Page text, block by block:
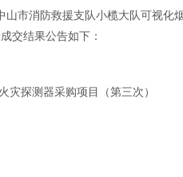
市消防救援支队小榄大队可视化
交结果公告如下：
探测器采购项目（第三次）